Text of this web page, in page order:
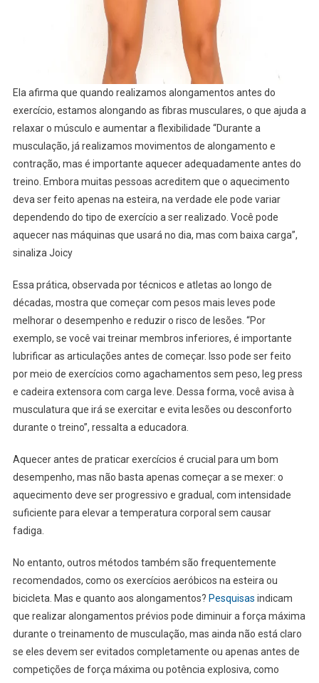
Ela afirma que quando realizamos alongamentos antes do
exercício, estamos alongando as fibras musculares, o que ajuda a
relaxar o músculo e aumentar a flexibilidade “Durante a
musculação, já realizamos movimentos de alongamento e
contração, mas é importante aquecer adequadamente antes do
treino. Embora muitas pessoas acreditem que o aquecimento
deva ser feito apenas na esteira, na verdade ele pode variar
dependendo do tipo de exercício a ser realizado. Você pode
aquecer nas máquinas que usará no dia, mas com baixa carga”,
sinaliza Joicy
Essa prática, observada por técnicos e atletas ao longo de
décadas, mostra que começar com pesos mais leves pode
melhorar o desempenho e reduzir o risco de lesões. “Por
exemplo, se você vai treinar membros inferiores, é importante
lubrificar as articulações antes de começar. Isso pode ser feito
por meio de exercícios como agachamentos sem peso, leg press
e cadeira extensora com carga leve. Dessa forma, você avisa à
musculatura que irá se exercitar e evita lesões ou desconforto
durante o treino”, ressalta a educadora.
Aquecer antes de praticar exercícios é crucial para um bom
desempenho, mas não basta apenas começar a se mexer: o
aquecimento deve ser progressivo e gradual, com intensidade
suficiente para elevar a temperatura corporal sem causar
fadiga.
No entanto, outros métodos também são frequentemente
recomendados, como os exercícios aeróbicos na esteira ou
bicicleta. Mas e quanto aos alongamentos? Pesquisas indicam
que realizar alongamentos prévios pode diminuir a força máxima
durante o treinamento de musculação, mas ainda não está claro
se eles devem ser evitados completamente ou apenas antes de
competições de força máxima ou potência explosiva, como